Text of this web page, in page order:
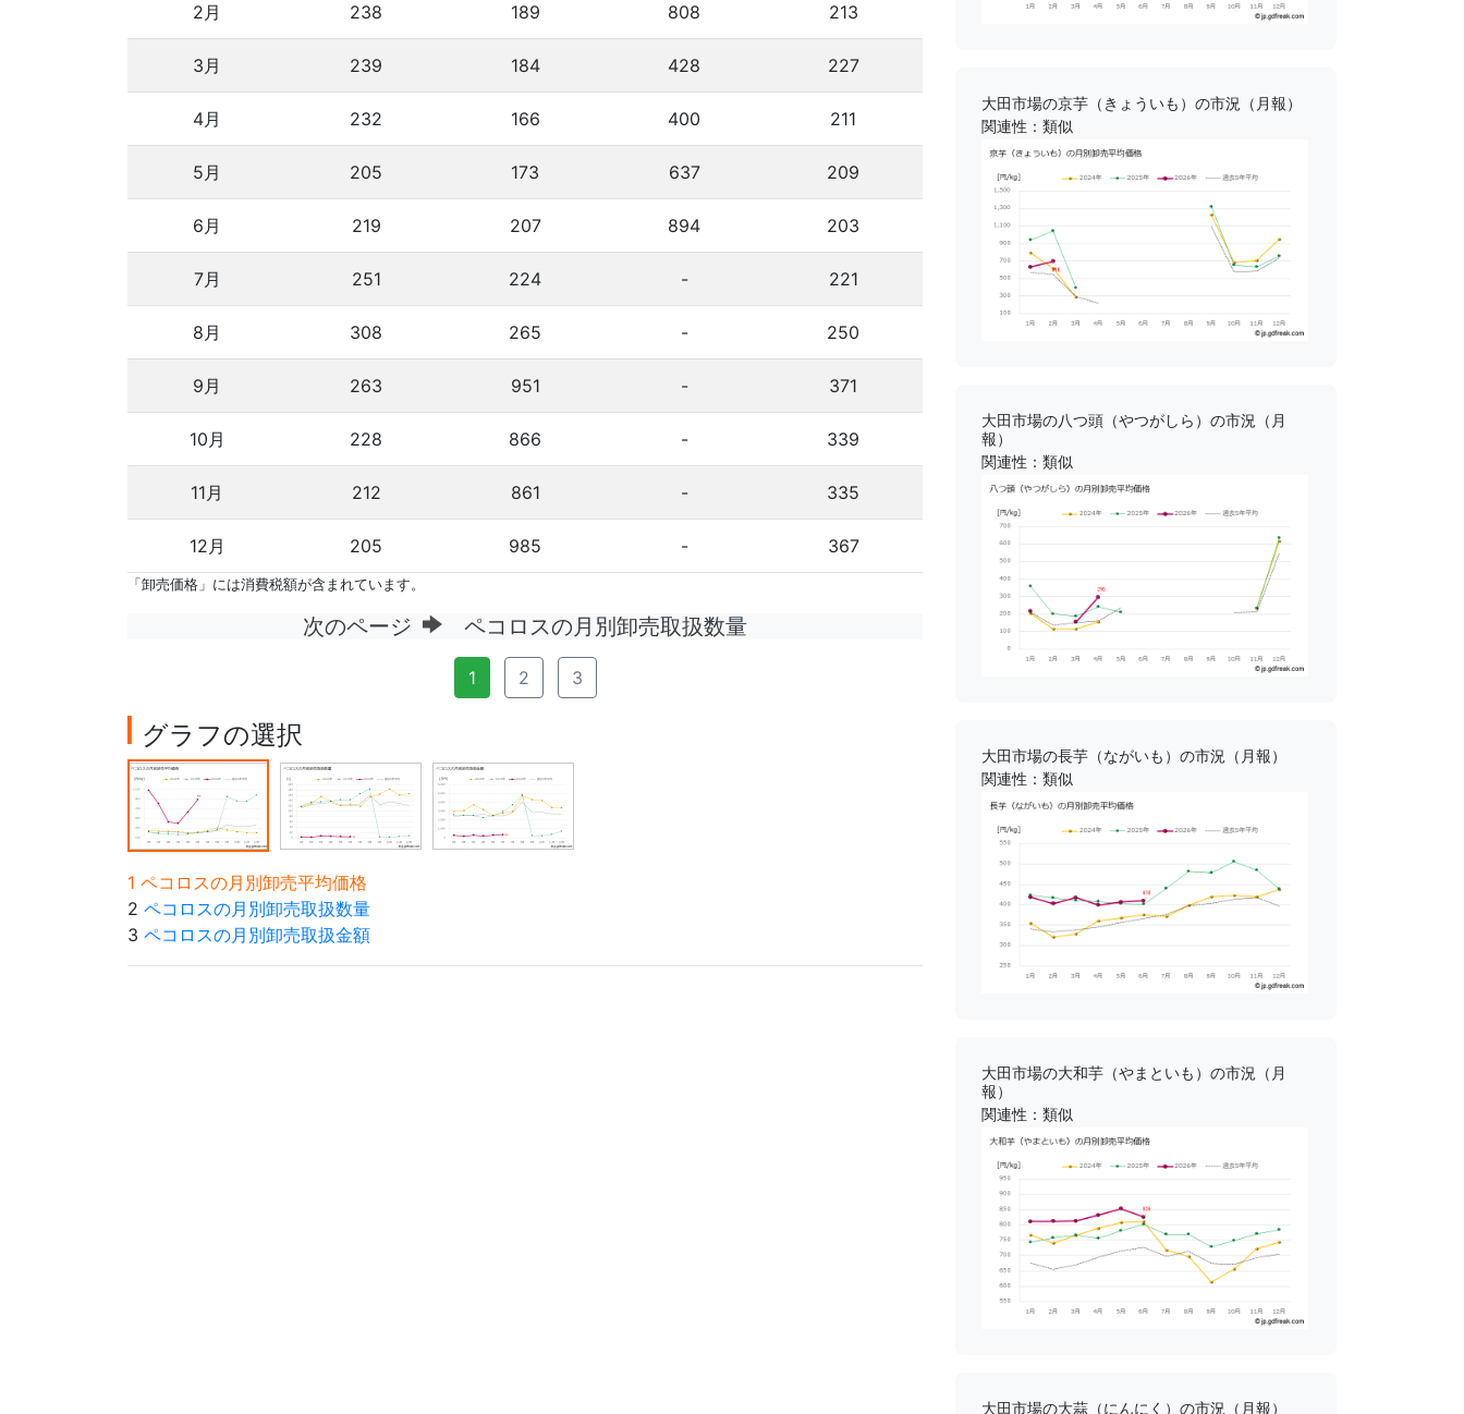
2月 238 189 808 213
3月 239 184 428 227
4月 232 166 400 211
5月 205 173 637 209
6月 219 207 894 203
7月 251 224 - 221
8月 308 265 - 250
9月 263 951 - 371
10月 228 866 - 339
11月 212 861 - 335
12月 205 985 - 367
「卸売価格」には消費税額が含まれています。
次のページ ペコロスの月別卸売取扱数量
1 2 3
グラフの選択
1 ペコロスの月別卸売平均価格
2 ペコロスの月別卸売取扱数量
3 ペコロスの月別卸売取扱金額
大田市場の京芋（きょういも）の市況（月報）
関連性：類似
大田市場の八つ頭（やつがしら）の市況（月
報）
関連性：類似
大田市場の長芋（ながいも）の市況（月報）
関連性：類似
大田市場の大和芋（やまといも）の市況（月
報）
関連性：類似
大田市場の大蒜（にんにく）の市況（月報）